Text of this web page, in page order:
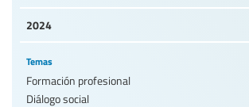
2024
Temas
Formación profesional
Diálogo social